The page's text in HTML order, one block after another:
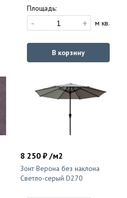
Площадь:
- + м кв.
В корзину
8 250 ₽ /м2
Зонт Верона без наклона
Светло-серый D270